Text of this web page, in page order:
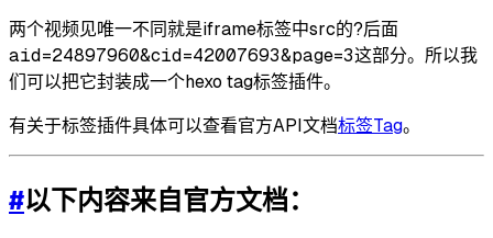
两个视频见唯一不同就是iframe标签中src的?后面
aid=24897960&cid=42007693&page=3这部分。所以我
们可以把它封装成一个hexo tag标签插件。
有关于标签插件具体可以查看官方API文档标签Tag。
#以下内容来自官方文档：